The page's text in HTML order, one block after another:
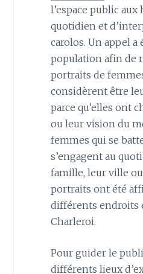
l’espace public aux
quotidien et
carolos. Un appel a
population afin de
portraits de
considèrent être
parce qu’elles ont
ou leur vision du
femmes qui se
s’engagent au
famille, leur ville ou
portraits ont été
différents endroits
Charleroi.
Pour guider le
différents lieux